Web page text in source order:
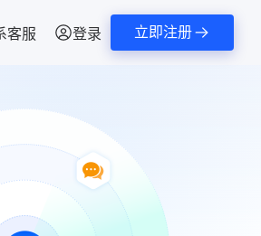
客服 登录 立即注册